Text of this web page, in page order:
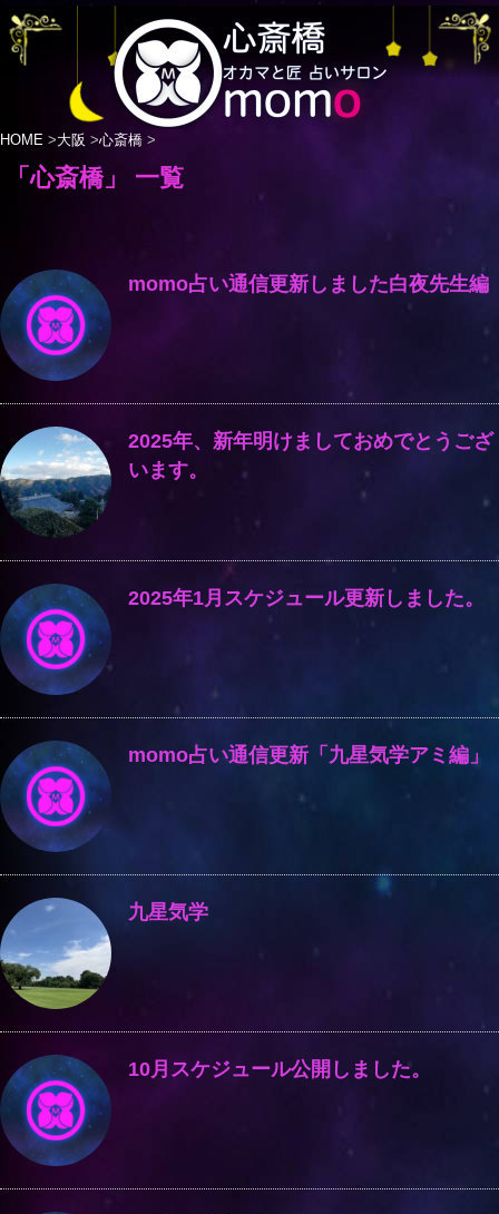
HOME >大阪 >心斎橋 >
「心斎橋」 一覧
momo占い通信更新しました白夜先生編
2025年、新年明けましておめでとうござ
います。
2025年1月スケジュール更新しました。
momo占い通信更新「九星気学アミ編」
九星気学
10月スケジュール公開しました。